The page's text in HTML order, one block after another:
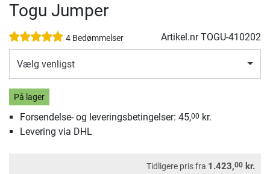
Togu Jumper
4 Bedømmelser Artikel.nrTOGU-410202
Vælg venligst
På lager
Forsendelse- og leveringsbetingelser: 45,00 kr.
Levering via DHL
Tidligere pris fra 1.423,00 kr.